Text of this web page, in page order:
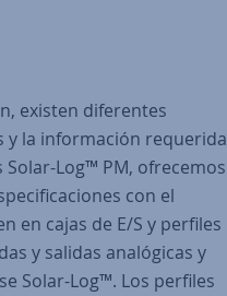
existen diferentes
y la información requerida
Log™ PM, ofrecemos
con el
en cajas de E/S y perfiles
y salidas analógicas y
Solar-Log™. Los perfiles